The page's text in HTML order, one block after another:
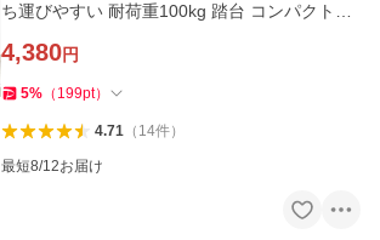
ち運びやすい 耐荷重100kg 踏台 コンパクト収
4,380円
5% （ 199pt）
4.71（ 14件）
最短8/12お届け